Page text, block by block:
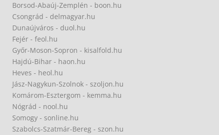
Borsod-Abaúj-Zemplén - boon.hu
Csongrád - delmagyar.hu
Dunaújváros - duol.hu
Fejér - feol.hu
Győr-Moson-Sopron - kisalfold.hu
Hajdú-Bihar - haon.hu
Heves - heol.hu
Jász-Nagykun-Szolnok - szoljon.hu
Komárom-Esztergom - kemma.hu
Nógrád - nool.hu
Somogy - sonline.hu
Szabolcs-Szatmár-Bereg - szon.hu